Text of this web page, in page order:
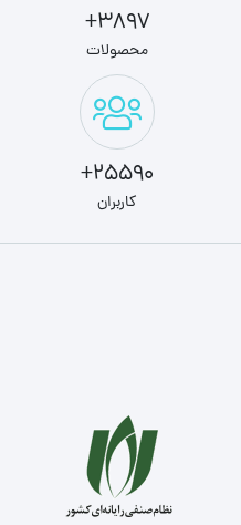
3897+
محصولات
25590+
کاربران